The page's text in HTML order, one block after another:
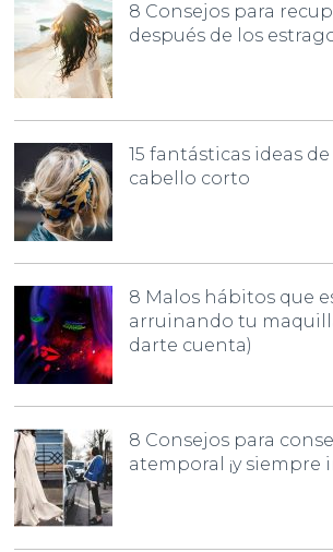
8 Consejos para
después de los
15 fantásticas ideas
cabello corto
8 Malos hábitos que
arruinando tu
darte cuenta)
8 Consejos para
atemporal ¡y siempre